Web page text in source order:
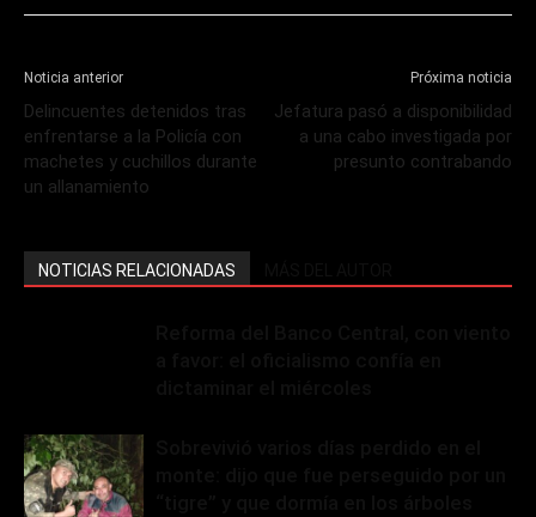
Noticia anterior
Delincuentes detenidos tras
enfrentarse a la Policía con
machetes y cuchillos durante
un allanamiento
Próxima noticia
Jefatura pasó a disponibilidad
a una cabo investigada por
presunto contrabando
NOTICIAS RELACIONADAS